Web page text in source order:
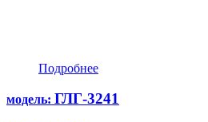
Подробнее
модель: ГЛГ-3241